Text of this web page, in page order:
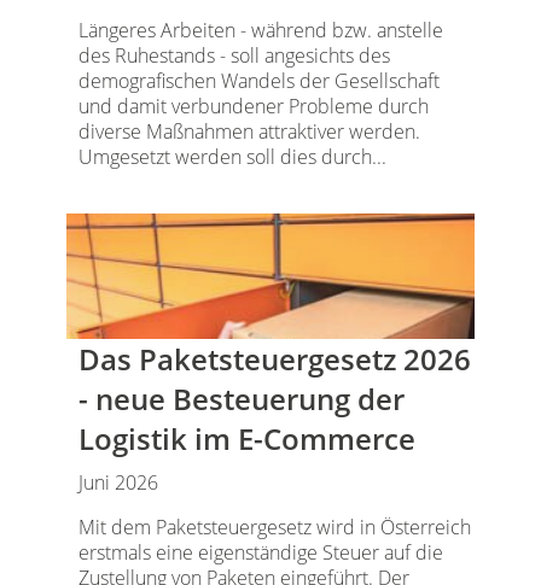
Längeres Arbeiten - während bzw. anstelle
des Ruhestands - soll angesichts des
demografischen Wandels der Gesellschaft
und damit verbundener Probleme durch
diverse Maßnahmen attraktiver werden.
Umgesetzt werden soll dies durch...
Das Paketsteuergesetz 2026
- neue Besteuerung der
Logistik im E-Commerce
Juni 2026
Mit dem Paketsteuergesetz wird in Österreich
erstmals eine eigenständige Steuer auf die
Zustellung von Paketen eingeführt. Der